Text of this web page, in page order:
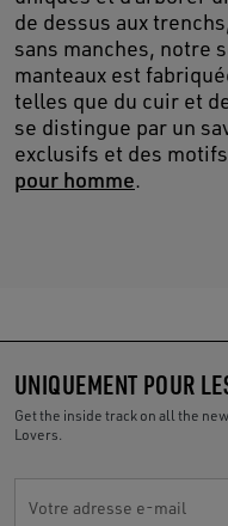
de dessus aux
sans manches, notre
manteaux est
telles que du cuir et
se distingue par un
exclusifs et des
pour homme.
UNIQUEMENT POUR
Get the inside track on all the
Lovers.
Votre adresse e-mail